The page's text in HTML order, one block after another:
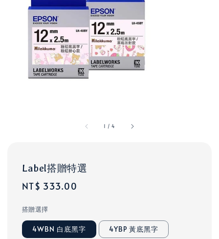
1 /4
Label搭贈特選
Regular
NT$ 333.00
搭贈選擇
4WBN 白底黑字 4YBP 黃底黑字